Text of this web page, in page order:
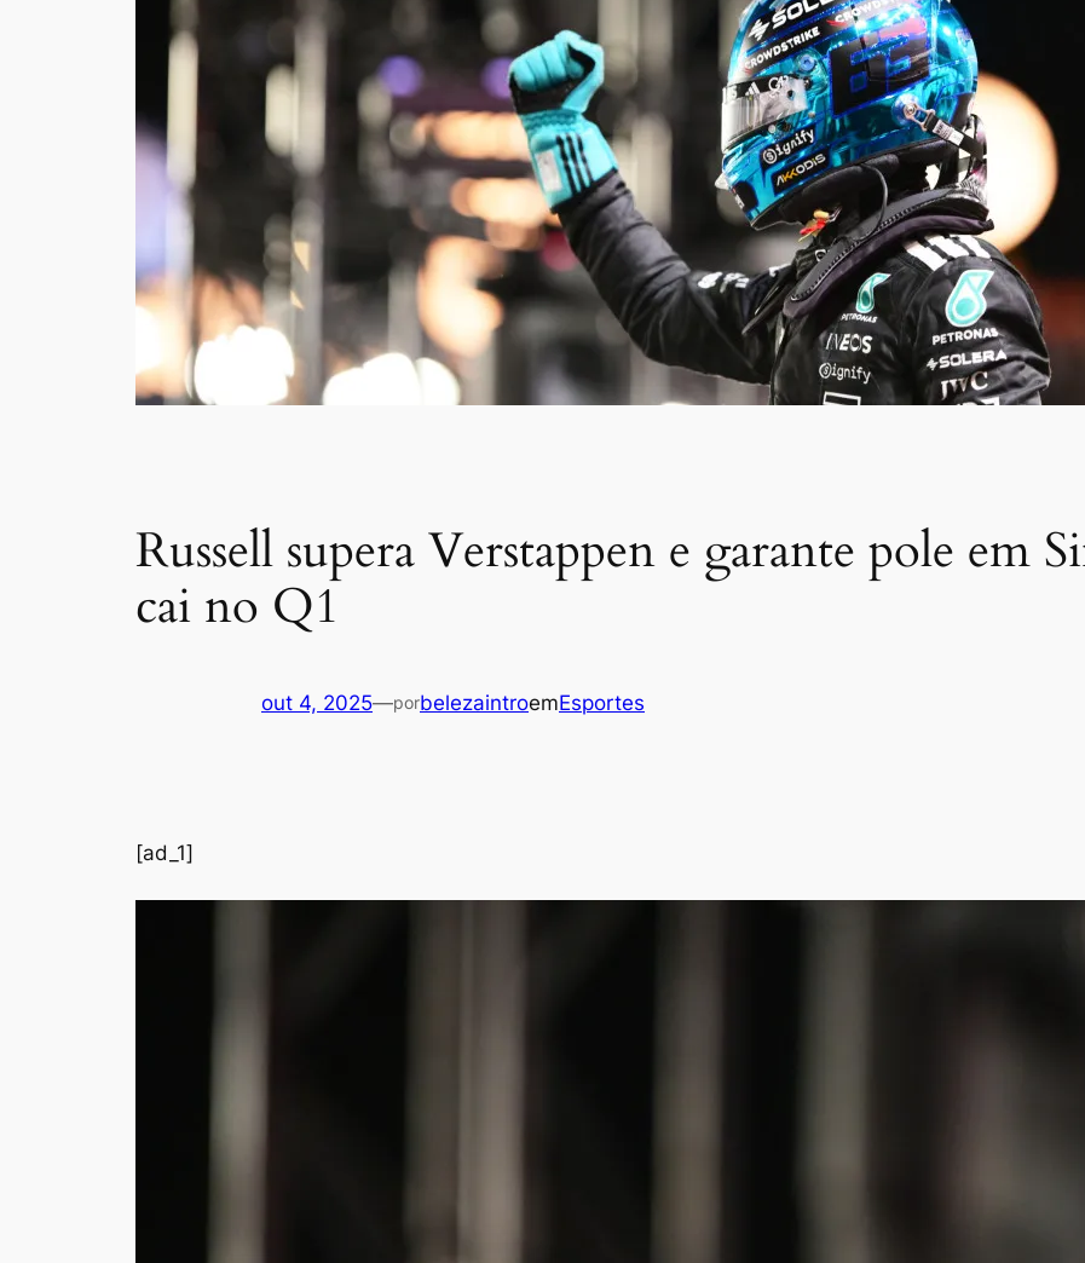
Russell supera Verstappen e garante pole em
cai no Q1
out 4, 2025—porbelezaintroemEsportes
[ad_1]